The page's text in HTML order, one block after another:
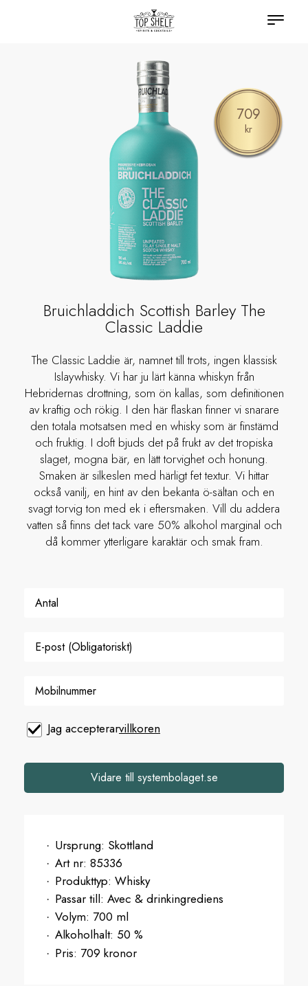
709
kr
Jag accepterarvillkoren
Vidare till systembolaget.se
Bruichladdich Scottish Barley The
Classic Laddie
The Classic Laddie är, namnet till trots, ingen klassisk
Islaywhisky. Vi har ju lärt känna whiskyn från
Hebridernas drottning, som ön kallas, som definitionen
av kraftig och rökig. I den här flaskan finner vi snarare
den totala motsatsen med en whisky som är finstämd
och fruktig. I doft bjuds det på frukt av det tropiska
slaget, mogna bär, en lätt torvighet och honung.
Smaken är silkeslen med härligt fet textur. Vi hittar
också vanilj, en hint av den bekanta ö-sältan och en
svagt torvig ton med ek i eftersmaken. Vill du addera
vatten så finns det tack vare 50% alkohol marginal och
då kommer ytterligare karaktär och smak fram.
Ursprung: Skottland
Art nr: 85336
Produkttyp: Whisky
Passar till: Avec & drinkingrediens
Volym: 700 ml
Alkoholhalt: 50 %
Pris: 709 kronor